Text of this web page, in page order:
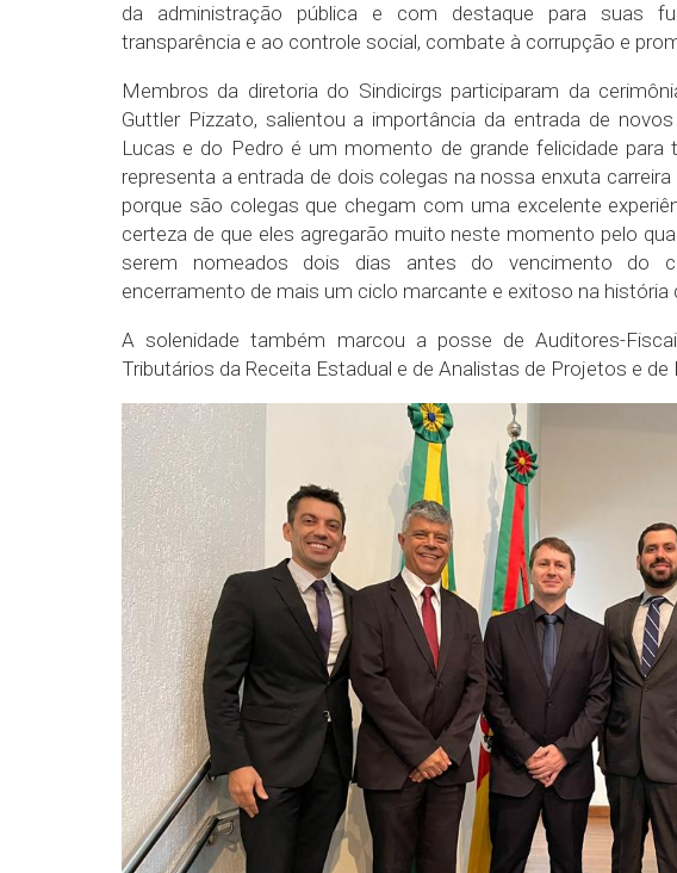
da administração pública e com destaque para suas
transparência e ao controle social, combate à corrupção e
Membros da diretoria do Sindicirgs participaram da
Guttler Pizzato, salientou a importância da entrada de
Lucas e do Pedro é um momento de grande felicidade
representa a entrada de dois colegas na nossa enxuta
porque são colegas que chegam com uma excelente
certeza de que eles agregarão muito neste momento pelo
serem nomeados dois dias antes do vencimento do
encerramento de mais um ciclo marcante e exitoso na história
A solenidade também marcou a posse de Auditores-
Tributários da Receita Estadual e de Analistas de Projetos e de